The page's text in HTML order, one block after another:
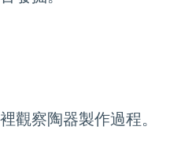
觀察陶器製作過程。